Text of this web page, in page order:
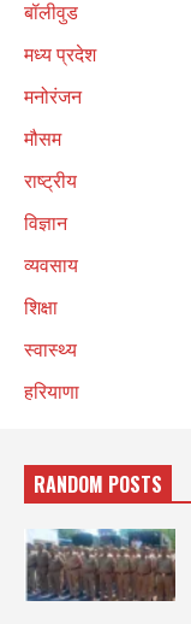
बॉलीवुड
मध्य प्रदेश
मनोरंजन
मौसम
राष्ट्रीय
विज्ञान
व्यवसाय
शिक्षा
स्वास्थ्य
हरियाणा
RANDOM POSTS